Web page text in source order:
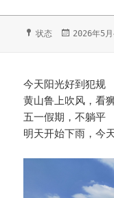
格
状态
发
2026年5月
今天阳光好到犯规
黄山鲁上吹风，看
五一假期，不躺平
明天开始下雨，今